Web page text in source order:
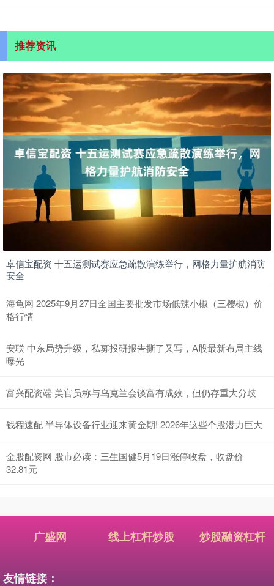
推荐资讯
卓信宝配资 十五运测试赛应急疏散演练举行，网格力量护航消防
安全
海龟网 2025年9月27日全国主要批发市场低辣小椒（三樱椒）价
格行情
安联 中东局势升级，私募投研报告撕了又写，A股最新布局主线
曝光
富兴配资端 美官员称与乌克兰会谈富有成效，但仍存重大分歧
钱程速配 半导体设备行业迎来黄金期! 2026年这些个股潜力巨大
金股配资网 股市必读：三生国健5月19日涨停收盘，收盘价
32.81元
广盛网 线上杠杆炒股 炒股融资杠杆
友情链接：